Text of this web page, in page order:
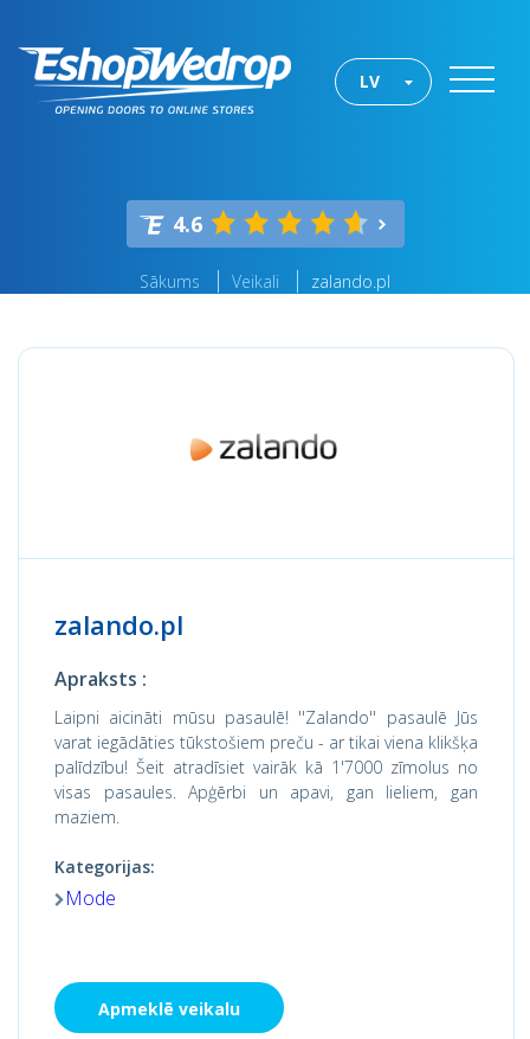
LV
4.6
Sākums Veikali zalando.pl
zalando.pl
Apraksts :
Laipni aicināti mūsu pasaulē! ''Zalando'' pasaulē Jūs
varat iegādāties tūkstošiem preču - ar tikai viena klikšķa
palīdzību! Šeit atradīsiet vairāk kā 1'7000 zīmolus no
visas pasaules. Apģērbi un apavi, gan lieliem, gan
maziem.
Kategorijas:
Mode
Apmeklē veikalu